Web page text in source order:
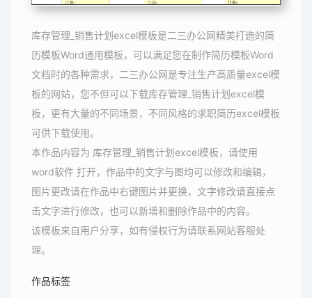
库存管理_销售计划excel模板是二三办公网精美打造的简
历模板Word通用模板，可以满足您在制作简历模板Word
文档时的各种需求，二三办公网是专注生产高质量excel模
板的网站，您不但可以下载库存管理_销售计划excel模
板，更有大量的不同场景，不同风格的求职简历excel模板
可供下载使用。
本作品内容为 库存管理_销售计划excel模板，请使用
word软件 打开，作品中的文字与图均可以修改和编辑，
图片更改请在作品中右键图片并更换，文字修改请直接点
击文字进行修改，也可以新增和删除作品中的内容。
该模板来自用户分享，如有侵权行为请联系网站客服处
理。
作品标签